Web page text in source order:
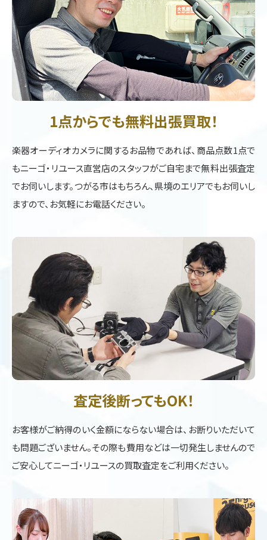
1点からでも無料出張買取！
楽器オーディオカメラに関するお品物であれば、商品点数1点で
もニーゴ・リユース直営店のスタッフがご自宅まで無料出張査定
でお伺いします。つがる市はもちろん、県境のエリアでもお伺いし
ますので、お気軽にお電話ください。
査定後断ってもOK！
お客様がご納得のいく金額にならない場合は、お断りいただいて
も問題ございません。その際も費用などは一切発生しませんので
ご安心してニーゴ・リユースの買取査定をご利用ください。